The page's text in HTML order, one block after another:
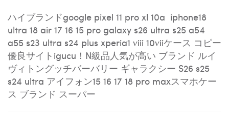
ハイブランドgoogle pixel 11 pro xl 10a iphone18
ultra 18 air 17 16 15 pro galaxy s26 ultra s25 a54
a55 s23 ultra s24 plus xperia1 viii 10viiケース コピー
優良サイトigucu！N級品人気が高い ブランド ルイ
ヴィトングッチバーバリー ギャラクシー S26 s25
s24 ultra アイフォン15 16 17 18 pro maxスマホケー
ス ブランド スーパー